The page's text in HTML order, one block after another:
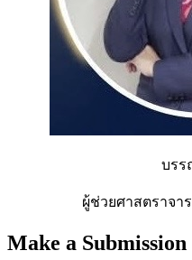
บรร
ผู้ช่วยศาสตราจา
Make a Submission